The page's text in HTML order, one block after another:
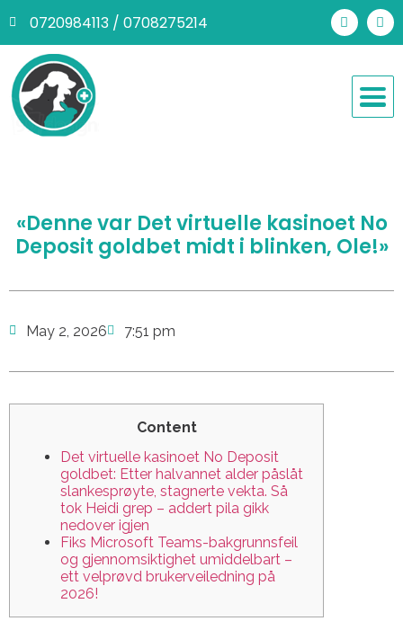
0720984113 / 0708275214
«Denne var Det virtuelle kasinoet No
Deposit goldbet midt i blinken, Ole!»
May 2, 2026 7:51 pm
Content
Det virtuelle kasinoet No Deposit
goldbet: Etter halvannet alder påslåt
slankesprøyte, stagnerte vekta. Så
tok Heidi grep – addert pila gikk
nedover igjen
Fiks Microsoft Teams-bakgrunnsfeil
og gjennomsiktighet umiddelbart –
ett velprøvd brukerveiledning på
2026!